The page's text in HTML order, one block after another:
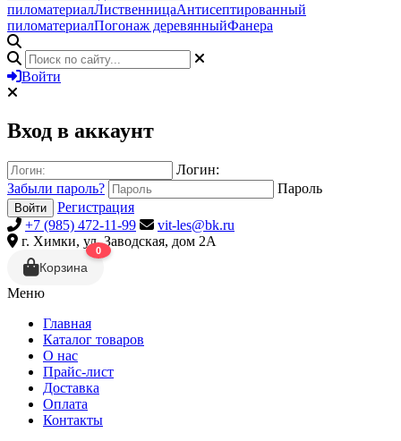
пиломатериалЛиственницаАнтисептированный
пиломатериалПогонаж деревянныйФанера
Войти
Вход в аккаунт
Логин:
Забыли пароль?
Пароль
Войти
Регистрация
+7 (985) 472-11-99
vit-les@bk.ru
г. Химки, ул. Заводская, дом 2А
Корзина
0
Меню
Главная
Каталог товаров
О нас
Прайс-лист
Доставка
Оплата
Контакты